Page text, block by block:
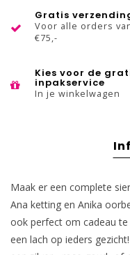
Gratis
Voor alle orders
€75,-
Kies voor de
inpakservice
In je winkelwagen
Maak er een complete
Ana ketting en Anika
ook perfect om cadeau
een lach op ieders